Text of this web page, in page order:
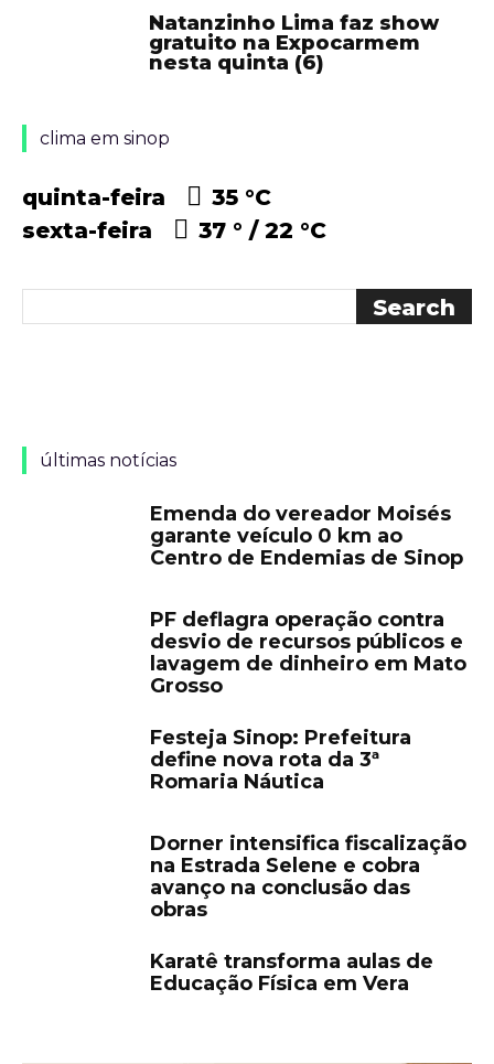
Natanzinho Lima faz show
gratuito na Expocarmem
nesta quinta (6)
clima em sinop
quinta-feira 35 °C
sexta-feira
37 ° 22 °C
últimas notícias
Emenda do vereador Moisés
garante veículo 0 km ao
Centro de Endemias de Sinop
PF deflagra operação contra
desvio de recursos públicos e
lavagem de dinheiro em Mato
Grosso
Festeja Sinop: Prefeitura
define nova rota da 3ª
Romaria Náutica
Dorner intensifica fiscalização
na Estrada Selene e cobra
avanço na conclusão das
obras
Karatê transforma aulas de
Educação Física em Vera